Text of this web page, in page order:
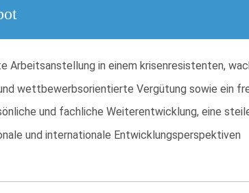
Arbeitsanstellung in einem krisenresistenten,
wettbewerbsorientierte Vergütung sowie ein
und fachliche Weiterentwicklung, eine
und internationale Entwicklungsperspektiven